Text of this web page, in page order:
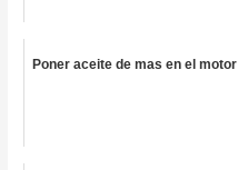
Poner aceite de mas en el motor